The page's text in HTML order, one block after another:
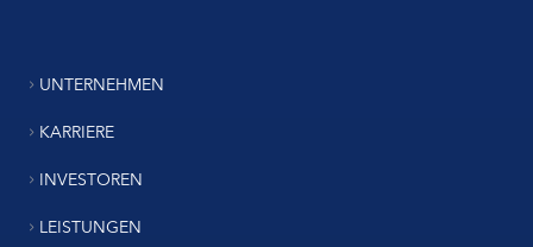
UNTERNEHMEN
KARRIERE
INVESTOREN
LEISTUNGEN